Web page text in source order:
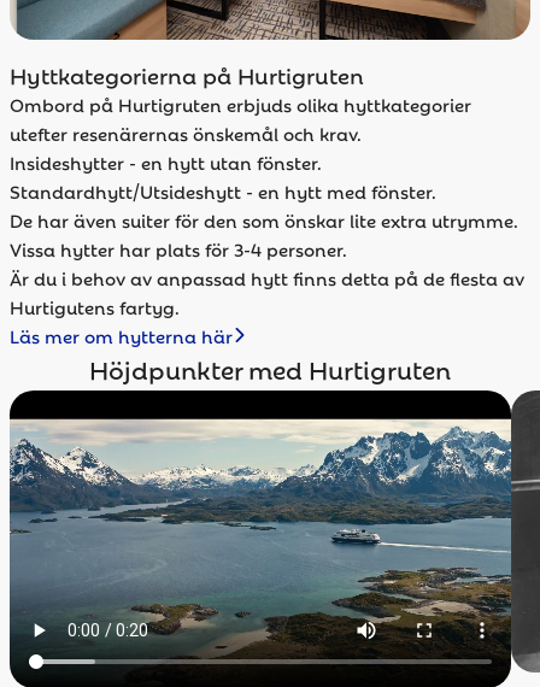
Hyttkategorierna på Hurtigruten
Ombord på Hurtigruten erbjuds olika hyttkategorier
utefter resenärernas önskemål och krav.
Insideshytter - en hytt utan fönster.
Standardhytt/Utsideshytt - en hytt med fönster.
De har även suiter för den som önskar lite extra utrymme.
Vissa hytter har plats för 3-4 personer.
Är du i behov av anpassad hytt finns detta på de flesta av
Hurtigutens fartyg.
Läs mer om hytterna här
Höjdpunkter med Hurtigruten